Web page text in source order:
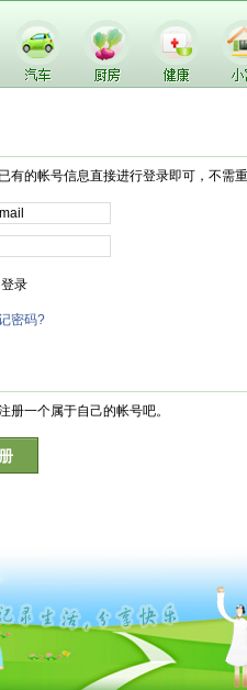
有的帐号信息直接进行登录即可，不需
录
密码?
册一个属于自己的帐号吧。